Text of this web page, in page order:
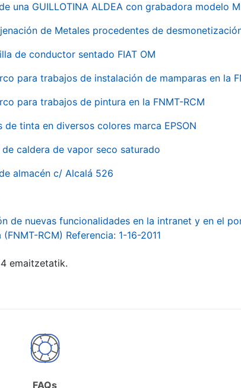
una GUILLOTINA ALDEA con grabadora modelo
de Metales procedentes de
de conductor sentado FIAT OM
para trabajos de instalación de mamparas en la
para trabajos de pintura en la FNMT-RCM
tinta en diversos colores marca EPSON
caldera de vapor seco saturado
almacén c/ Alcalá 526
de nuevas funcionalidades en la intranet y en el
RCM) Referencia: 1-16-2011
emaitzetatik.
FAQs